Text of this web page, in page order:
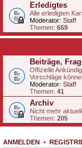
Erledigtes
Alle erledigten
Moderator: Staff
Themen: 659
Beiträge,
Offizielle
Vorschläge
Moderator: Staff
Themen: 41
Archiv
Nicht mehr
Themen: 205
ANMELDEN •